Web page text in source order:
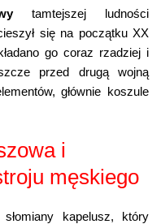
tamtejszej ludności
się na początku XX
go coraz rzadziej i
przed drugą wojną
głównie koszule
i
męskiego
kapelusz, który